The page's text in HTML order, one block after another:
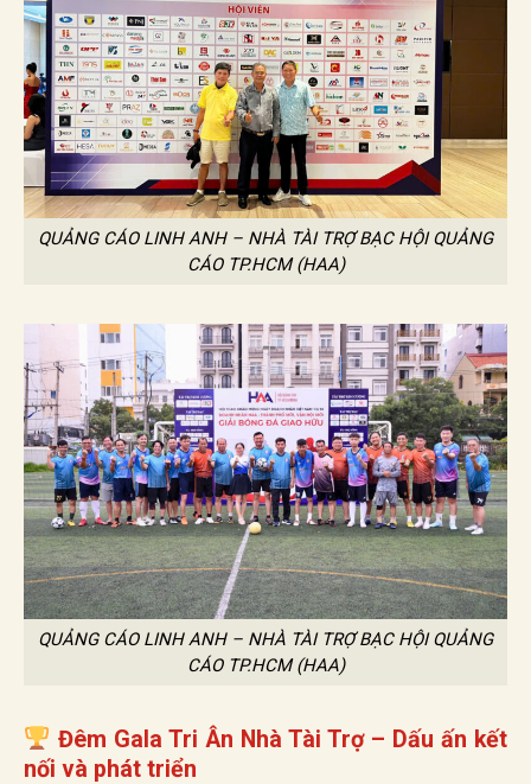
QUẢNG CÁO LINH ANH – NHÀ TÀI TRỢ BẠC HỘI QUẢNG
CÁO TP.HCM (HAA)
QUẢNG CÁO LINH ANH – NHÀ TÀI TRỢ BẠC HỘI QUẢNG
CÁO TP.HCM (HAA)
Đêm Gala Tri Ân Nhà Tài Trợ – Dấu ấn kết
nối và phát triển